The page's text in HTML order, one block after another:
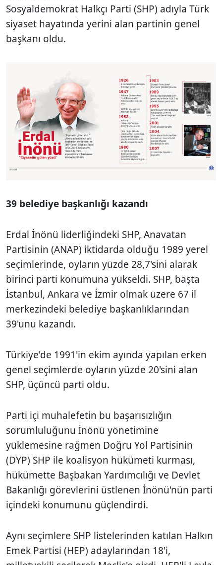
Sosyaldemokrat Halkçı Parti (SHP) adıyla Türk
siyaset hayatında yerini alan partinin genel
başkanı oldu.
39 belediye başkanlığı kazandı
Erdal İnönü liderliğindeki SHP, Anavatan
Partisinin (ANAP) iktidarda olduğu 1989 yerel
seçimlerinde, oyların yüzde 28,7'sini alarak
birinci parti konumuna yükseldi. SHP, başta
İstanbul, Ankara ve İzmir olmak üzere 67 il
merkezindeki belediye başkanlıklarından
39'unu kazandı.
Türkiye'de 1991'in ekim ayında yapılan erken
genel seçimlerde oyların yüzde 20'sini alan
SHP, üçüncü parti oldu.
Parti içi muhalefetin bu başarısızlığın
sorumluluğunu İnönü yönetimine
yüklemesine rağmen Doğru Yol Partisinin
(DYP) SHP ile koalisyon hükümeti kurması,
hükümette Başbakan Yardımcılığı ve Devlet
Bakanlığı görevlerini üstlenen İnönü'nün parti
içindeki konumunu güçlendirdi.
Aynı seçimlere SHP listelerinden katılan Halkın
Emek Partisi (HEP) adaylarından 18'i,